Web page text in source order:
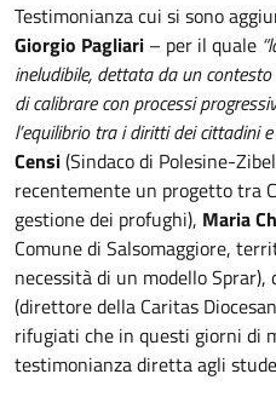
Testimonianza cui si sono
Giorgio Pagliari – per il quale
ineludibile, dettata da un
di calibrare con processi
l’equilibrio tra i diritti dei cittadini
Censi(Sindaco di Polesine-
recentemente un progetto tra
gestione dei profughi), Maria
Comune di Salsomaggiore,
necessità di un modello Sprar),
(direttore della Caritas
rifugiati che in questi giorni di
testimonianza diretta agli